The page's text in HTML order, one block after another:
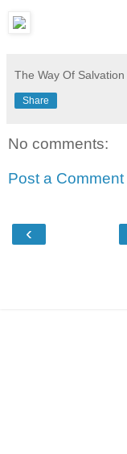
The Way Of Salvation
Share
No comments:
Post a Comment
‹